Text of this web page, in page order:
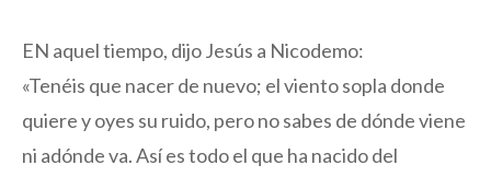
EN aquel tiempo, dijo Jesús a Nicodemo:
«Tenéis que nacer de nuevo; el viento sopla donde
quiere y oyes su ruido, pero no sabes de dónde viene
ni adónde va. Así es todo el que ha nacido del